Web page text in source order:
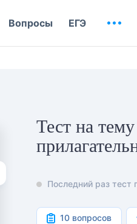
Тест на
Последний раз тест
10 вопросов
Вопросы ЕГЭ